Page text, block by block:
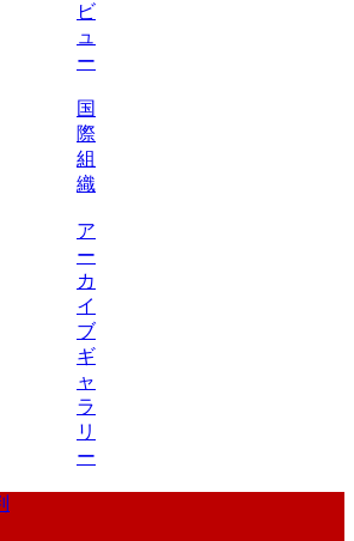
ビ
ュ
ー
国
際
組
織
ア
ー
カ
イ
ブ
ギ
ャ
ラ
リ
ー